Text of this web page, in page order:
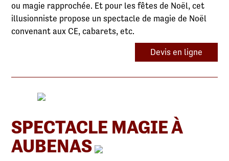
ou magie rapprochée. Et pour les fêtes de Noël, cet
illusionniste propose un spectacle de magie de Noël
convenant aux CE, cabarets, etc.
Devis en ligne
SPECTACLE MAGIE À
AUBENAS